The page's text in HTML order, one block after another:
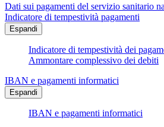
Dati sui pagamenti del servizio sanitario
Indicatore di tempestività pagamenti
Espandi
Indicatore di tempestività dei
Ammontare complessivo dei debiti
IBAN e pagamenti informatici
Espandi
IBAN e pagamenti informatici